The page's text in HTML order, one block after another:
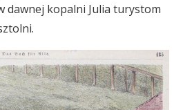
dawnej kopalni Julia turystom